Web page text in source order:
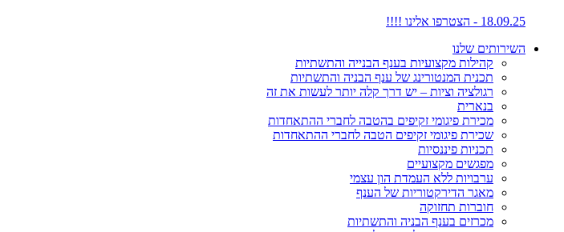
18.09.25 - הצטרפו אלינו !!!!
השירותים שלנו
קהילות מקצועיות בענף הבנייה והתשתיות
תכנית המנטורינג של ענף הבניה והתשתיות
רגולציה וציות – יש דרך קלה יותר לעשות את זה
בנארית
מכירת פיגומי זקיפים בהטבה לחברי ההתאחדות
שכירת פיגומי זקיפים הטבה לחברי ההתאחדות
תכניות פיננסיות
מפגשים מקצועיים
ערבויות ללא העמדת הון עצמי
מאגר הדירקטוריות של הענף
חוברות תחזוקה
מכרזים בענף הבניה והתשתיות